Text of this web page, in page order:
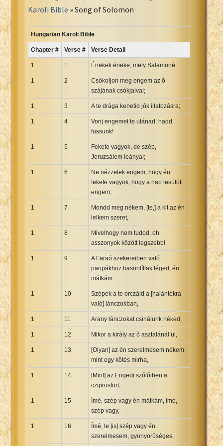
Russian Synodal 1876 Bible
Russian Synodal Bible Win-1251
Shuar New Testament
Spanish Sag. Escrituras 1569
Swahili New Testament
Tagalog 1905
Tagalog John and James
Turkish Bible
Uma New Testament
Vietnamese 1934 Bible
Xhosa Bible
Karoli Bible » Song of Solomon
Hungarian Karoli Bible
Chapter # Verse # Verse Detail
1 1 Énekek éneke, mely Salamoné.
1 2
Csókoljon meg engem az õ
szájának csókjaival;
1 3 A te drága kenetid jók illatozásra;
1 4
Vonj engemet te utánad, hadd
fussunk!
1 5
Fekete vagyok, de szép,
Jeruzsálem leányai;
1 6
Ne nézzetek engem, hogy én
fekete vagyok, hogy a nap lesütött
engem;
1 7
Mondd meg nékem, [te,] a kit az én
lelkem szeret,
1 8
Mivelhogy nem tudod, oh
asszonyok között legszebb!
1 9
A Faraó szekereiben való
paripákhoz hasonlítlak téged, én
mátkám.
1 10
Szépek a te orczáid a [halántékra
való] lánczokban,
1 11 Arany lánczokat csinálunk néked,
1 12 Mikor a király az õ asztalánál ül,
1 13
[Olyan] az én szerelmesem nékem,
mint egy kötés mirha,
1 14
[Mint] az Engedi szõlõiben a
cziprusfürt,
1 15
Ímé, szép vagy én mátkám, ímé,
szép vagy,
1 16
Ímé, te [is] szép vagy én
szerelmesem, gyönyörûséges,